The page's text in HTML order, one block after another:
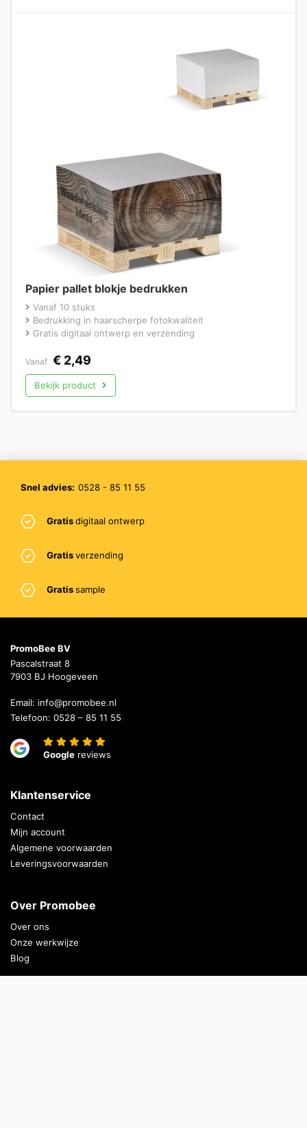
Papier pallet blokje bedrukken
Vanaf 10 stuks
Bedrukking in haarscherpe fotokwaliteit
Gratis digitaal ontwerp en verzending
Vanaf € 2,49
Bekijk product
Snel advies: 0528 - 85 11 55
Gratisdigitaal ontwerp
Gratisverzending
Gratissample
PromoBee BV
Pascalstraat 8
7903 BJ Hoogeveen
Email: info@promobee.nl
Telefoon: 0528 – 85 11 55
Google reviews
Klantenservice
Contact
Mijn account
Algemene voorwaarden
Leveringsvoorwaarden
Over Promobee
Over ons
Onze werkwijze
Blog